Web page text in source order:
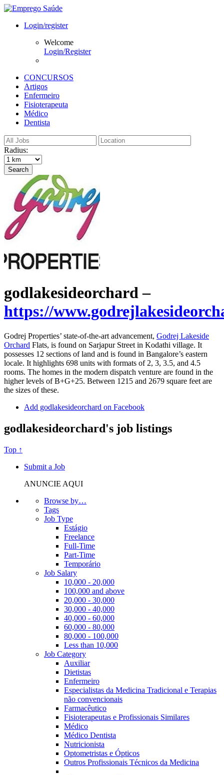
Login/register
Welcome
Login/Register
CONCURSOS
Artigos
Enfermeiro
Fisioterapeuta
Médico
Dentista
Radius:
Search
godlakesideorchard –
https://
Godrej Properties’ state-of-the-art advancement, Godrej Lakeside
Orchard Flats, is found on Sarjapur Street in Kodathi village. It
possesses 12 sections of land and is found in Bangalore’s eastern
locale. It highlights 698 units with formats of 2, 3, 3.5, and 4.5
rooms. The homes in the modern dispatch venture are found in the
higher levels of B+G+25. Between 1215 and 2679 square feet are
the sizes of these.
Add godlakesideorchard on Facebook
godlakesideorchard's job listings
Top ↑
Submit a Job
ANUNCIE AQUI
Browse by…
Tags
Job Type
Estágio
Freelance
Full-Time
Part-Time
Temporário
Job Salary
10,000 - 20,000
100,000 and above
20,000 - 30,000
30,000 - 40,000
40,000 - 60,000
60,000 - 80,000
80,000 - 100,000
Less than 10,000
Job Category
Auxiliar
Dietistas
Enfermeiro
Especialistas da Medicina Tradicional e Terapias
não convencionais
Farmacêutico
Fisioterapeutas e Profissionais Similares
Médico
Médico Dentista
Nutricionista
Optometristas e Ópticos
Outros Profissionais Técnicos da Medicina